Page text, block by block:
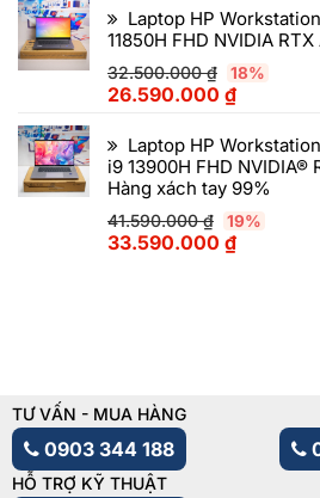
Laptop HP
11850H FHD NVIDIA
32.500.000₫ 18%
26.590.000 ₫
Laptop HP
i9 13900H FHD NVIDIA®
Hàng xách tay 99%
41.590.000₫ 19%
33.590.000 ₫
TƯ VẤN - MUA HÀNG
0903 344 188
HỖ TRỢ KỸ THUẬT